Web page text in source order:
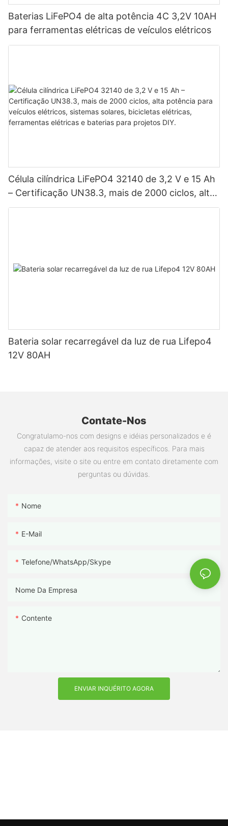
Baterias LiFePO4 de alta potência 4C 3,2V 10AH
para ferramentas elétricas de veículos elétricos
Célula cilíndrica LiFePO4 32140 de 3,2 V e 15 Ah
– Certificação UN38.3, mais de 2000 ciclos, alta
potência para veículos elétricos, sistemas
Bateria solar recarregável da luz de rua Lifepo4
12V 80AH
Contate-Nos
Congratulamo-nos com designs e idéias personalizados e é
capaz de atender aos requisitos específicos. Para mais
informações, visite o site ou entre em contato diretamente com
perguntas ou dúvidas.
Nome
E-Mail
Telefone/WhatsApp/Skype
Nome Da Empresa
Contente
ENVIAR INQUÉRITO AGORA